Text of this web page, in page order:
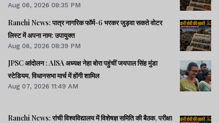
Aug 06, 2026 08:35 PM
Ranchi News: पात्र नागरिक फॉर्म-6 भरकर जुड़वा सकते वोटर
लिस्ट में अपना नाम: उपायुक्त
Aug 06, 2026 08:39 PM
JPSC आंदोलन : AISA अध्यक्ष नेहा बोरा पहुंचीं जयपाल सिंह मुंडा
स्टेडियम, विधानसभा मार्च में होंगी शामिल
Aug 07, 2026 11:49 AM
Ranchi News: रांची विश्वविद्यालय में विशेषज्ञ समिति की बैठक, परीक्षा